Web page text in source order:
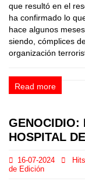
que resultó en el
ha confirmado lo
hace algunos
siendo, cómplices
organización
Read more
GENOCIDIO:
HOSPITAL
16-07-2024
de Edición